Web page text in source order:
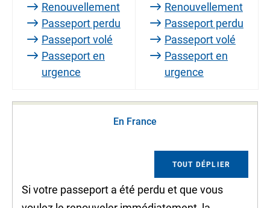
Renouvellement
Passeport perdu
Passeport volé
Passeport en
urgence
Renouvellement
Passeport perdu
Passeport volé
Passeport en
urgence
En France
TOUT DÉPLIER
Si votre passeport a été perdu et que vous